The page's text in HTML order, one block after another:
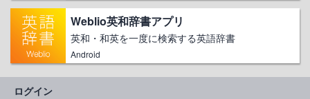
Weblio英和辞書アプリ
英和・和英を一度に検索する英語辞書
Android
ログイン